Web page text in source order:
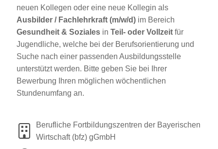
neuen Kollegen oder eine neue Kollegin als
Ausbilder / Fachlehrkraft (m/w/d)im Bereich
Gesundheit & Sozialesin Teil- oder Vollzeit für
Jugendliche, welche bei der Berufsorientierung und
Suche nach einer passenden Ausbildungsstelle
unterstützt werden. Bitte geben Sie bei Ihrer
Bewerbung Ihren möglichen wöchentlichen
Stundenumfang an.
Berufliche Fortbildungszentren der Bayerischen
Wirtschaft (bfz) gGmbH